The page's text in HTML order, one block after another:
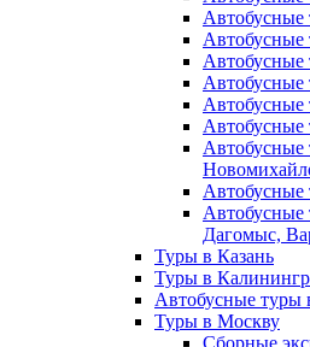
Автобусные
Автобусные
Автобусные
Автобусные
Автобусные
Автобусные
Автобусные
Дагомыс,
Туры в Казань
Туры в
Автобусные туры
Туры в Москву
Сборные